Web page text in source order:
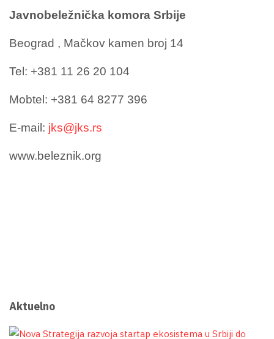
Javnobeležnička komora Srbije
Beograd , Mačkov kamen broj 14
Tel: +381 11 26 20 104
Mobtel: +381 64 8277 396
E-mail: jks@jks.rs
www.beleznik.org
Aktuelno